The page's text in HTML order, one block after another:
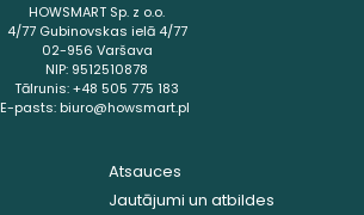
HOWSMART Sp. z o.o.
4/77 Gubinovskas ielā 4/77
02-956 Varšava
NIP: 9512510878
Tālrunis: +48 505 775 183
E-pasts: biuro@howsmart.pl
Atsauces
Jautājumi un atbildes